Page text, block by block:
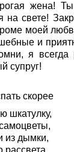
жена!
на свете!
моей
и
я
супруг!
скорее
шкатулку,
из дымки,
рассвета.